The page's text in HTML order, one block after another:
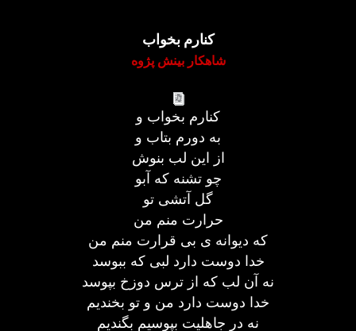
کنارم بخواب
شاهکار بینش پژوه
کنارم بخواب و
به دورم بتاب و
از این لب بنوش
چو تشنه که آبو
گل آتشی تو
حرارت منم من
که دیوانه ی بی قرارت منم من
خدا دوست دارد لبی که ببوسد
نه آن لب که از ترس دوزخ بپوسد
خدا دوست دارد من و تو بخندیم
نه در جاهلیت بپوسیم بگندیم